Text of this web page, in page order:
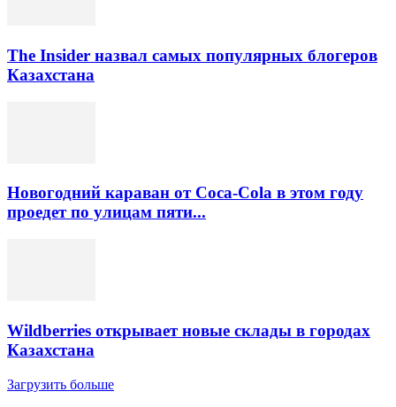
The Insider назвал самых популярных блогеров
Казахстана
Новогодний караван от Coca-Cola в этом году
проедет по улицам пяти...
Wildberries открывает новые склады в городах
Казахстана
Загрузить больше